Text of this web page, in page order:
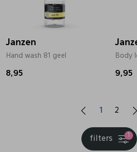
Janzen
Hand wash 81 geel
8,95
Body
9,95
1 2
filters